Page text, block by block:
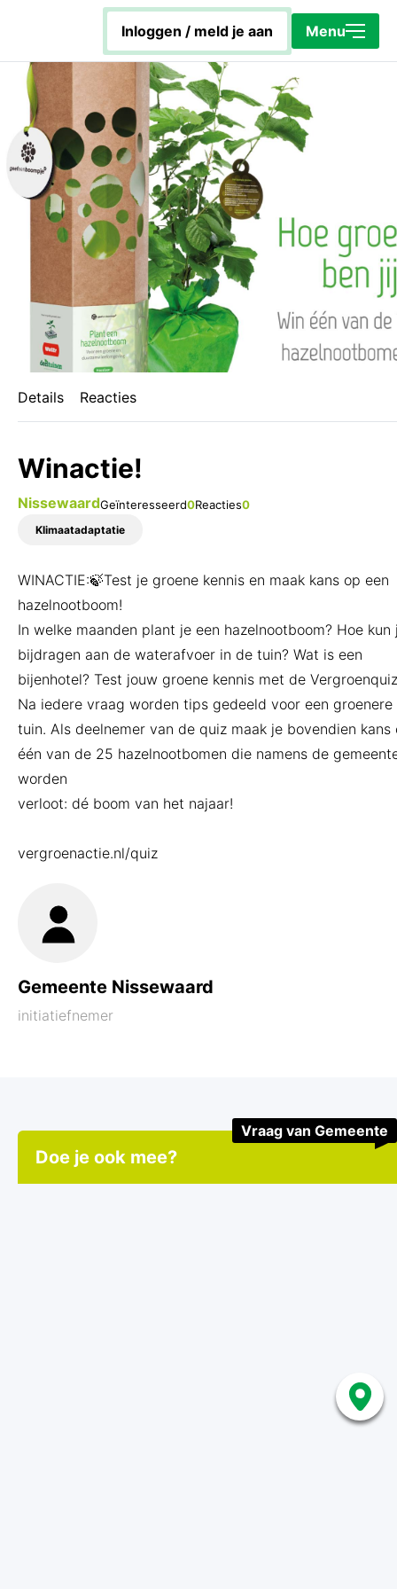
Sluiten
Home
Energiecoach Rob
Hoe werkt het platform?
KapotIsNietOp
Wat is Wij.Doen.Groen.?
inloggen / meld je aan Menu
Details Reacties
Winactie!
NissewaardGeïnteresseerd0Reacties0
Klimaatadaptatie
WINACTIE:🍃Test je groene kennis en maak kans op een
hazelnootboom!
In welke maanden plant je een hazelnootboom? Hoe kun
bijdragen aan de waterafvoer in de tuin? Wat is een
bijenhotel? Test jouw groene kennis met de
Na iedere vraag worden tips gedeeld voor een groenere
tuin. Als deelnemer van de quiz maak je bovendien kans
één van de 25 hazelnootbomen die namens de
worden
verloot: dé boom van het najaar!
vergroenactie.nl/quiz
Gemeente Nissewaard
initiatiefnemer
Doe je ook mee?
Vraag van Gemeente